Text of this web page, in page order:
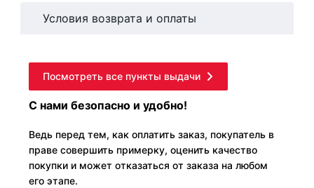
Условия возврата и оплаты
Посмотреть все пункты выдачи
С нами безопасно и удобно!
Ведь перед тем, как оплатить заказ, покупатель в
праве совершить примерку, оценить качество
покупки и может отказаться от заказа на любом
его этапе.